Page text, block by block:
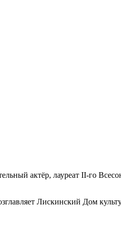
актёр, лауреат II-го
Лискинский Дом